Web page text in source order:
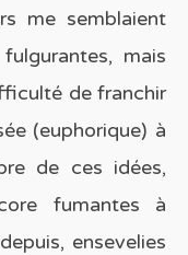
me semblaient
mais
de franchir
(euphorique) à
de ces idées,
fumantes à
ensevelies